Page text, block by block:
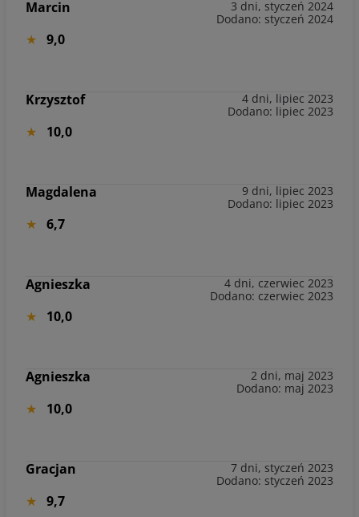
Marcin
3 dni, styczeń 2024
Dodano: styczeń 2024
9,0
Krzysztof
4 dni, lipiec 2023
Dodano: lipiec 2023
10,0
Magdalena
9 dni, lipiec 2023
Dodano: lipiec 2023
6,7
Agnieszka
4 dni, czerwiec 2023
Dodano: czerwiec 2023
10,0
Agnieszka
2 dni, maj 2023
Dodano: maj 2023
10,0
Gracjan
7 dni, styczeń 2023
Dodano: styczeń 2023
9,7